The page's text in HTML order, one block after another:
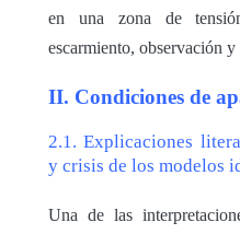
en una zona de
escarmiento, observación
II. Condiciones de
2.1. Explicaciones
y crisis de los modelos
Una de las